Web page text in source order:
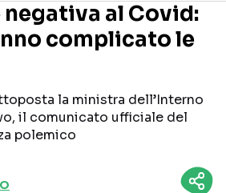
sui social
negativa al Covid:
complicato le
la ministra dell’Interno
il comunicato ufficiale del
polemico